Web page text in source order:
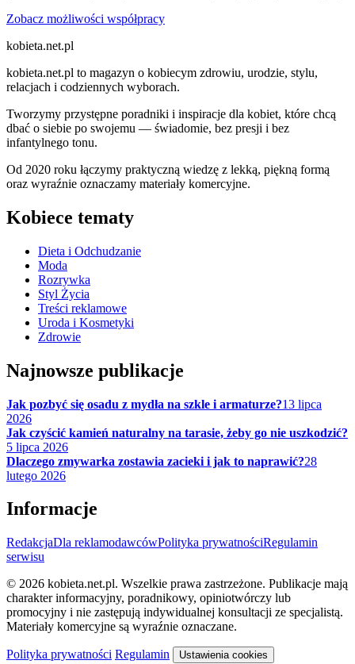
Zobacz możliwości współpracy
kobieta.net.pl
kobieta.net.pl to magazyn o kobiecym zdrowiu, urodzie, stylu,
relacjach i codziennych wyborach.
Tworzymy przystępne poradniki i inspiracje dla kobiet, które chcą
dbać o siebie po swojemu — świadomie, bez presji i bez
infantylnego tonu.
Od 2020 roku łączymy praktyczną wiedzę z lekką, piękną formą
oraz wyraźnie oznaczamy materiały komercyjne.
Kobiece tematy
Dieta i Odchudzanie
Moda
Rozrywka
Styl Życia
Treści reklamowe
Uroda i Kosmetyki
Zdrowie
Najnowsze publikacje
Jak pozbyć się osadu z mydła na szkle i armaturze?13 lipca
2026
Jak czyścić kamień naturalny na tarasie, żeby go nie uszkodzić?
5 lipca 2026
Dlaczego zmywarka zostawia zacieki i jak to naprawić?28
lutego 2026
Informacje
RedakcjaDla reklamodawcówPolityka prywatnościRegulamin
serwisu
© 2026 kobieta.net.pl. Wszelkie prawa zastrzeżone. Publikacje mają
charakter informacyjny, poradnikowy, opiniotwórczy lub
promocyjny i nie zastępują indywidualnej konsultacji ze specjalistą.
Materiały komercyjne są wyraźnie oznaczane.
Polityka prywatności Regulamin Ustawienia cookies